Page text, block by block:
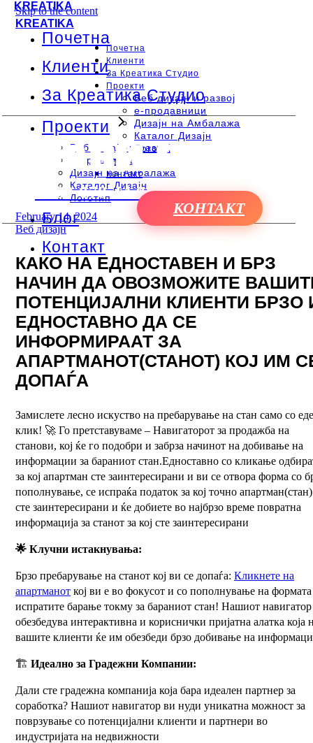
Skip to the content
KREATIKA
Почетна
Клиенти
За Креатика Студио
Проекти
Веб дизајн и развој
e-продавници
Дизајн на Амбалажа
Каталог Дизајн
Логотип
Блог
Контакт
КОНТАКТ
KREATIKA
Почетна
Клиенти
За Креатика Студио
Проекти
Веб дизајн и развој
e-продавници
Дизајн на Амбалажа
Каталог Дизајн
Логотип
Блог
Контакт
+389 078 44 08 45
February 14, 2024
Веб дизајн
КАКО НА ЕДНОСТАВЕН И БРЗ
НАЧИН ДА ОВОЗМОЖИТЕ
ПОТЕНЦИЈАЛНИ КЛИЕНТИ БРЗО
ЕДНОСТАВНО ДА СЕ
ИНФОРМИРААТ ЗА
АПАРТМАНОТ(СТАНОТ) КОЈ ИМ
ДОПАЃА
Замислете лесно искуство на пребарување на стан само со
клик! 🚀 Го претставуваме – Навигаторот за продажба на
станови, кој ќе го подобри и забрза начинот на добивање на
информации за бараниот стан.Едноставно со кликање
за кој апартман сте заинтересирани и ви се отвора форма со
пополнување, се испраќа податок за кој точно апартман(стан)
сте заинтересирани и ќе добиете во најбрзо време повратна
информација за станот за кој сте заинтересирани
🌟 Клучни истакнувања:
Брзо пребарување на станот кој ви се допаѓа: Кликнете на
апартманот кој ви е во фокусот и со пополнување на формата
испратите барање токму за бараниот стан! Нашиот навигатор
обезбедува интерактивна и кориснички пријатна алатка која
вашите клиенти ќе им обезбеди брзо добивање на
🏗️ Идеално за Градежни Компании:
Дали сте градежна компанија која бара идеален партнер за
соработка? Нашиот навигатор ви нуди уникатна можност за
поврзување со потенцијални клиенти и партнери во
индустријата на недвижности